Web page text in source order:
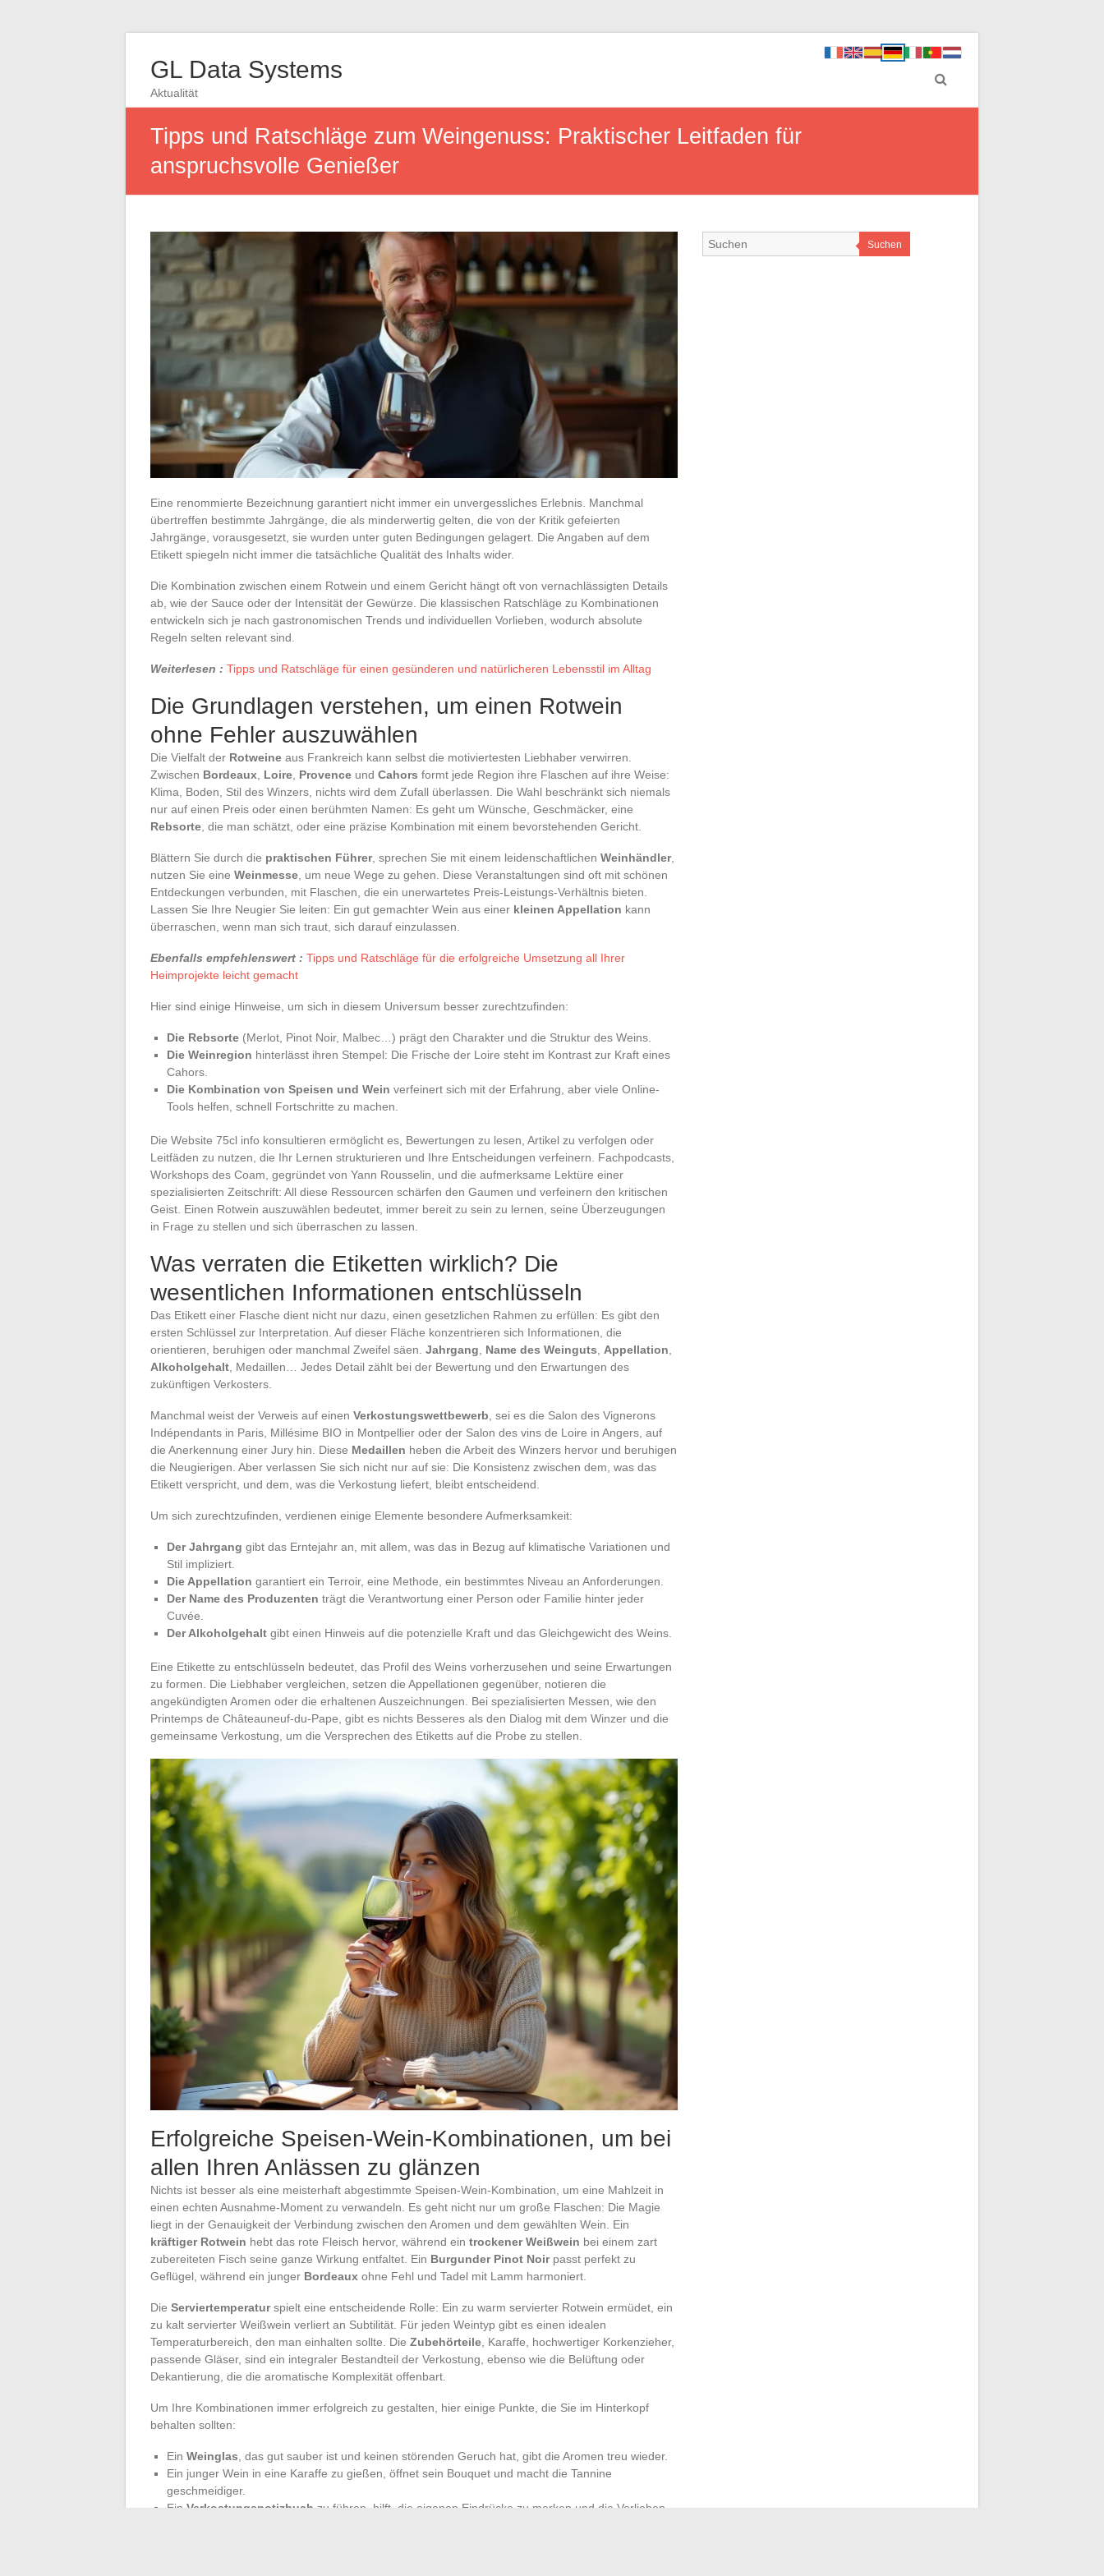
GL Data Systems
Aktualität
Tipps und Ratschläge zum Weingenuss: Praktischer Leitfaden für
anspruchsvolle Genießer
Eine renommierte Bezeichnung garantiert nicht immer ein unvergessliches Erlebnis. Manchmal
übertreffen bestimmte Jahrgänge, die als minderwertig gelten, die von der Kritik gefeierten
Jahrgänge, vorausgesetzt, sie wurden unter guten Bedingungen gelagert. Die Angaben auf dem
Etikett spiegeln nicht immer die tatsächliche Qualität des Inhalts wider.
Die Kombination zwischen einem Rotwein und einem Gericht hängt oft von vernachlässigten Details
ab, wie der Sauce oder der Intensität der Gewürze. Die klassischen Ratschläge zu Kombinationen
entwickeln sich je nach gastronomischen Trends und individuellen Vorlieben, wodurch absolute
Regeln selten relevant sind.
Weiterlesen : Tipps und Ratschläge für einen gesünderen und natürlicheren Lebensstil im Alltag
Die Grundlagen verstehen, um einen Rotwein
ohne Fehler auszuwählen
Die Vielfalt der Rotweine aus Frankreich kann selbst die motiviertesten Liebhaber verwirren.
Zwischen Bordeaux Loire Provence und Cahors formt jede Region ihre Flaschen auf ihre Weise:
Klima, Boden, Stil des Winzers, nichts wird dem Zufall überlassen. Die Wahl beschränkt sich niemals
nur auf einen Preis oder einen berühmten Namen: Es geht um Wünsche, Geschmäcker, eine
Rebsorte , die man schätzt, oder eine präzise Kombination mit einem bevorstehenden Gericht.
Blättern Sie durch die praktischen Führer, sprechen Sie mit einem leidenschaftlichen Weinhändler,
nutzen Sie eine Weinmesse , um neue Wege zu gehen. Diese Veranstaltungen sind oft mit schönen
Entdeckungen verbunden, mit Flaschen, die ein unerwartetes Preis-Leistungs-Verhältnis bieten.
Lassen Sie Ihre Neugier Sie leiten: Ein gut gemachter Wein aus einer kleinen Appellation kann
überraschen, wenn man sich traut, sich darauf einzulassen.
Ebenfalls empfehlenswert : Tipps und Ratschläge für die erfolgreiche Umsetzung all Ihrer
Heimprojekte leicht gemacht
Hier sind einige Hinweise, um sich in diesem Universum besser zurechtzufinden:
Die Rebsorte (Merlot, Pinot Noir, Malbec…) prägt den Charakter und die Struktur des Weins.
Die Weinregion hinterlässt ihren Stempel: Die Frische der Loire steht im Kontrast zur Kraft eines
Cahors.
Die Kombination von Speisen und Wein verfeinert sich mit der Erfahrung, aber viele Online-
Tools helfen, schnell Fortschritte zu machen.
Die Website 75cl info konsultieren ermöglicht es, Bewertungen zu lesen, Artikel zu verfolgen oder
Leitfäden zu nutzen, die Ihr Lernen strukturieren und Ihre Entscheidungen verfeinern. Fachpodcasts,
Workshops des Coam, gegründet von Yann Rousselin, und die aufmerksame Lektüre einer
spezialisierten Zeitschrift: All diese Ressourcen schärfen den Gaumen und verfeinern den kritischen
Geist. Einen Rotwein auszuwählen bedeutet, immer bereit zu sein zu lernen, seine Überzeugungen
in Frage zu stellen und sich überraschen zu lassen.
Was verraten die Etiketten wirklich? Die
wesentlichen Informationen entschlüsseln
Das Etikett einer Flasche dient nicht nur dazu, einen gesetzlichen Rahmen zu erfüllen: Es gibt den
ersten Schlüssel zur Interpretation. Auf dieser Fläche konzentrieren sich Informationen, die
orientieren, beruhigen oder manchmal Zweifel säen. Jahrgang Name des Weinguts Appellation
Alkoholgehalt , Medaillen… Jedes Detail zählt bei der Bewertung und den Erwartungen des
zukünftigen Verkosters.
Manchmal weist der Verweis auf einen Verkostungswettbewerb , sei es die Salon des Vignerons
Indépendants in Paris, Millésime BIO in Montpellier oder der Salon des vins de Loire in Angers, auf
die Anerkennung einer Jury hin. Diese Medaillen heben die Arbeit des Winzers hervor und beruhigen
die Neugierigen. Aber verlassen Sie sich nicht nur auf sie: Die Konsistenz zwischen dem, was das
Etikett verspricht, und dem, was die Verkostung liefert, bleibt entscheidend.
Um sich zurechtzufinden, verdienen einige Elemente besondere Aufmerksamkeit:
Der Jahrgang gibt das Erntejahr an, mit allem, was das in Bezug auf klimatische Variationen und
Stil impliziert.
Die Appellation garantiert ein Terroir, eine Methode, ein bestimmtes Niveau an Anforderungen.
Der Name des Produzenten trägt die Verantwortung einer Person oder Familie hinter jeder
Cuvée.
Der Alkoholgehalt gibt einen Hinweis auf die potenzielle Kraft und das Gleichgewicht des Weins.
Eine Etikette zu entschlüsseln bedeutet, das Profil des Weins vorherzusehen und seine Erwartungen
zu formen. Die Liebhaber vergleichen, setzen die Appellationen gegenüber, notieren die
angekündigten Aromen oder die erhaltenen Auszeichnungen. Bei spezialisierten Messen, wie den
Printemps de Châteauneuf-du-Pape, gibt es nichts Besseres als den Dialog mit dem Winzer und die
gemeinsame Verkostung, um die Versprechen des Etiketts auf die Probe zu stellen.
Erfolgreiche Speisen-Wein-Kombinationen, um bei
allen Ihren Anlässen zu glänzen
Nichts ist besser als eine meisterhaft abgestimmte Speisen-Wein-Kombination, um eine Mahlzeit in
einen echten Ausnahme-Moment zu verwandeln. Es geht nicht nur um große Flaschen: Die Magie
liegt in der Genauigkeit der Verbindung zwischen den Aromen und dem gewählten Wein. Ein
kräftiger Rotwein hebt das rote Fleisch hervor, während ein trockener Weißwein bei einem zart
zubereiteten Fisch seine ganze Wirkung entfaltet. Ein Burgunder Pinot Noirpasst perfekt zu
Geflügel, während ein junger Bordeaux ohne Fehl und Tadel mit Lamm harmoniert.
Die Serviertemperaturspielt eine entscheidende Rolle: Ein zu warm servierter Rotwein ermüdet, ein
zu kalt servierter Weißwein verliert an Subtilität. Für jeden Weintyp gibt es einen idealen
Temperaturbereich, den man einhalten sollte. Die Zubehörteile , Karaffe, hochwertiger Korkenzieher,
passende Gläser, sind ein integraler Bestandteil der Verkostung, ebenso wie die Belüftung oder
Dekantierung, die die aromatische Komplexität offenbart.
Um Ihre Kombinationen immer erfolgreich zu gestalten, hier einige Punkte, die Sie im Hinterkopf
behalten sollten:
Ein Weinglas , das gut sauber ist und keinen störenden Geruch hat, gibt die Aromen treu wieder.
Ein junger Wein in eine Karaffe zu gießen, öffnet sein Bouquet und macht die Tannine
geschmeidiger.
Ein Verkostungsnotizbuch zu führen, hilft, die eigenen Eindrücke zu merken und die Vorlieben
Suchen